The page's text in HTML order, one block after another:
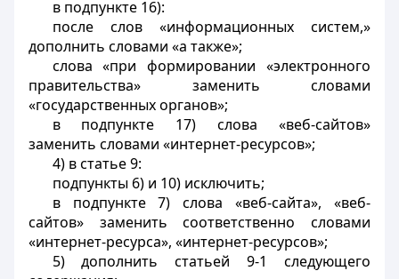
в подпункте 16):
после слов «информационных систем,»
дополнить словами «а также»;
слова «при формировании «электронного
правительства» заменить словами
«государственных органов»;
в подпункте 17) слова «веб-сайтов»
заменить словами «интернет-ресурсов»;
4) в статье 9:
подпункты 6) и 10) исключить;
в подпункте 7) слова «веб-сайта», «веб-
сайтов» заменить соответственно словами
«интернет-ресурса», «интернет-ресурсов»;
5) дополнить статьей 9-1 следующего